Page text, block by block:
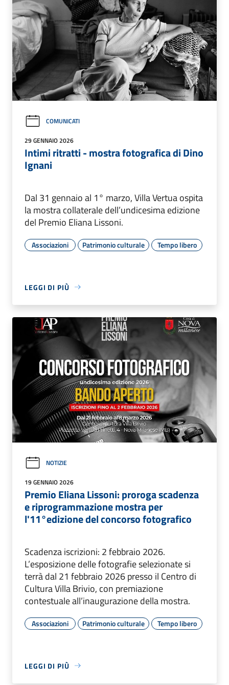
COMUNICATI
29 GENNAIO 2026
Intimi ritratti - mostra fotografica di Dino
Ignani
Dal 31 gennaio al 1° marzo, Villa Vertua ospita
la mostra collaterale dell’undicesima edizione
del Premio Eliana Lissoni.
Associazioni Patrimonio culturale Tempo libero
LEGGI DI PIÙ
NOTIZIE
19 GENNAIO 2026
Premio Eliana Lissoni: proroga scadenza
e riprogrammazione mostra per
l'11°edizione del concorso fotografico
Scadenza iscrizioni: 2 febbraio 2026.
L’esposizione delle fotografie selezionate si
terrà dal 21 febbraio 2026 presso il Centro di
Cultura Villa Brivio, con premiazione
contestuale all’inaugurazione della mostra.
Associazioni Patrimonio culturale Tempo libero
LEGGI DI PIÙ